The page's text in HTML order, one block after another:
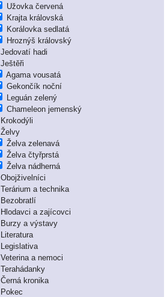
Užovka červená
Krajta královská
Korálovka sedlatá
Hroznýš královský
Jedovatí hadi
Ještěři
Agama vousatá
Gekončík noční
Leguán zelený
Chameleon jemenský
Krokodýli
Želvy
Želva zelenavá
Želva čtyřprstá
Želva nádherná
Obojživelníci
Terárium a technika
Bezobratlí
Hlodavci a zajícovci
Burzy a výstavy
Literatura
Legislativa
Veterina a nemoci
Terahádanky
Černá kronika
Pokec